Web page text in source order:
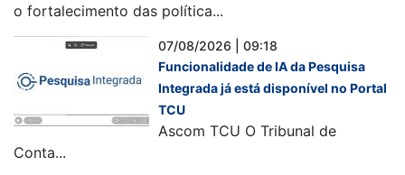
o fortalecimento das política...
07/08/2026 | 09:18
Funcionalidade de IA da Pesquisa
Integrada já está disponível no Portal
TCU
Ascom TCU O Tribunal de
Conta...